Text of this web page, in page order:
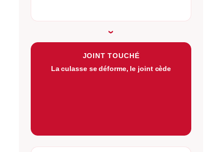
›
JOINT TOUCHÉ
La culasse se déforme, le joint cède